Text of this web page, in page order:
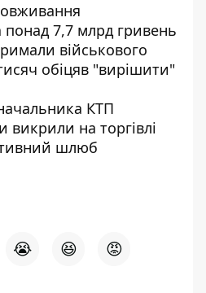
7,7 млрд гривень
військового
обіцяв "вирішити"
КТП
викрили на торгівлі
шлюб
😭 😆 😡